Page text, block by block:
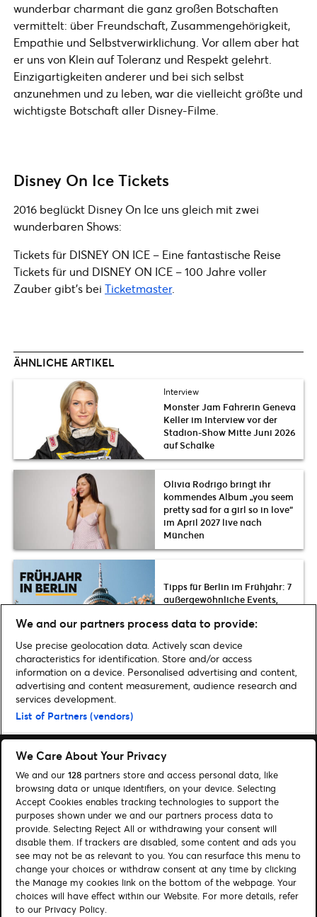
wunderbar charmant die ganz großen Botschaften
vermittelt: über Freundschaft, Zusammengehörigkeit,
Empathie und Selbstverwirklichung. Vor allem aber hat
er uns von Klein auf Toleranz und Respekt gelehrt.
Einzigartigkeiten anderer und bei sich selbst
anzunehmen und zu leben, war die vielleicht größte und
wichtigste Botschaft aller Disney-Filme.
Disney On Ice Tickets
2016 beglückt Disney On Ice uns gleich mit zwei
wunderbaren Shows:
Tickets für DISNEY ON ICE – Eine fantastische Reise
Tickets für und DISNEY ON ICE – 100 Jahre voller
Zauber gibt’s bei Ticketmaster.
ÄHNLICHE ARTIKEL
Interview
Monster Jam Fahrerin Geneva
Keller im Interview vor der
Stadion-Show Mitte Juni 2026
auf Schalke
Olivia Rodrigo bringt ihr
kommendes Album „you seem
pretty sad for a girl so in love“
im April 2027 live nach
München
Tipps für Berlin im Frühjahr: 7
außergewöhnliche Events,
Home Musicals & Shows
Disney On Ice: Zehn Dinge, die wir von Disney
für das neue Jahr lernen können
Suchen
Cookie-Einwilligungstool
Autor*innen
Kontakt
Impressum
Tickets
Folge uns:
We and our partners process data to provide:
Use precise geolocation data. Actively scan device
characteristics for identification. Store and/or access
information on a device. Personalised advertising and content,
advertising and content measurement, audience research and
services development.
List of Partners (vendors)
We Care About Your Privacy
We and our 128 partners store and access personal data, like
browsing data or unique identifiers, on your device. Selecting
Accept Cookies enables tracking technologies to support the
purposes shown under we and our partners process data to
provide. Selecting Reject All or withdrawing your consent will
disable them. If trackers are disabled, some content and ads you
see may not be as relevant to you. You can resurface this menu to
change your choices or withdraw consent at any time by clicking
the Manage my cookies link on the bottom of the webpage. Your
choices will have effect within our Website. For more details, refer
to our Privacy Policy.